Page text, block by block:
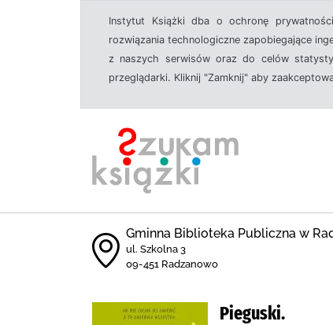
Instytut Książki dba o ochronę
rozwiązania technologiczne zapobiegające
z naszych serwisów oraz do celów
przeglądarki. Kliknij "Zamknij" aby
Gminna Biblioteka Publiczna w
ul. Szkolna 3
09-451 Radzanowo
Pieguski.